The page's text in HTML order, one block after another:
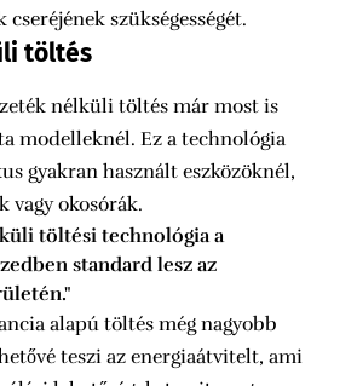
szükségességét.
töltés
nélküli töltés már most is
modelleknél. Ez a technológia
gyakran használt eszközöknél,
okosórák.
töltési technológia a
standard lesz az
alapú töltés még nagyobb
teszi az energiaátvitelt, ami